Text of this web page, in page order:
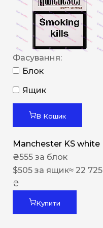
Фасування:
Блок
Ящик
В Кошик
Manchester KS white
₴555 за блок
$505 за ящик≈ 22 725
₴
Купити